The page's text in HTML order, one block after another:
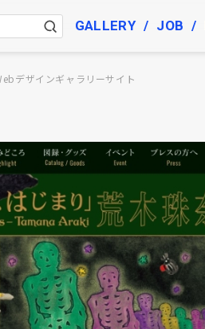
GALLERY JOB
デザインギャラリーサイト